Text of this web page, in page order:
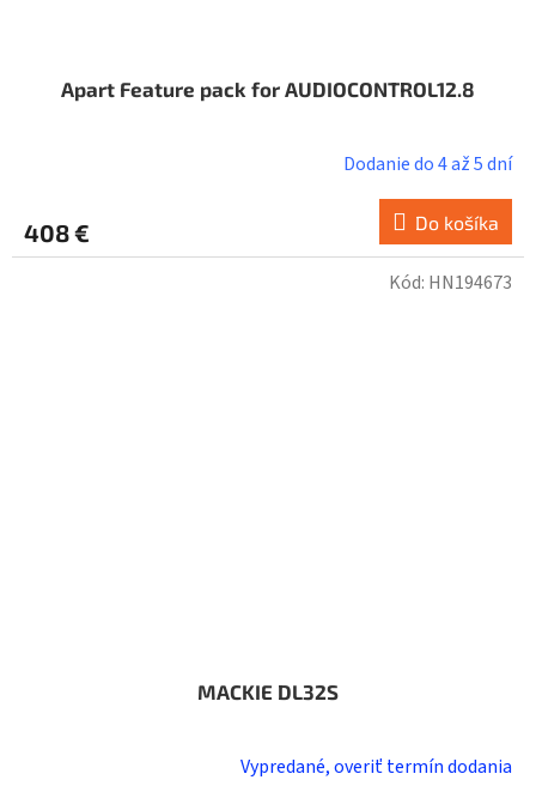
Apart Feature pack for AUDIOCONTROL12.8
Dodanie do 4 až 5 dní
408 € Do košíka
MACKIE DL32S
Vypredané, overiť termín dodania
Kód: HN194673